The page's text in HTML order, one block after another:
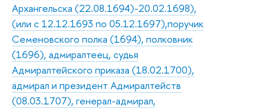
Архангельска (22.08.1694)-20.02.1698),
(или с 12.12.1693 по 05.12.1697),поручик
Семеновского полка (1694), полковник
(1696), адмиралтеец, судья
Адмиралтейского приказа (18.02.1700),
адмирал и президент Адмиралтейств
(08.03.1707), генерал-адмирал,